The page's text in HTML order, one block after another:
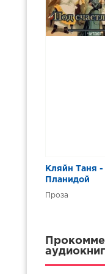
15. Миф о
16.
18. Так
19. Глава
21. Кто
23. Пытка
24.
27. Форд
Кляйн Таня -
Планидой
Проза